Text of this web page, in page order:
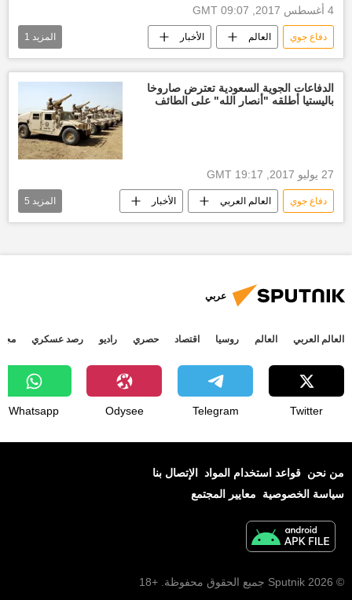
4 أغسطس 2017, 09:07 GMT
دفاع جوي العالم الأخبار
إس - 300 أخبار إندونيسيا
المزيد 1
الدفاعات الجوية السعودية تعترض صاروخا
باليستيا أطلقه "أنصار الله" على الطائف
27 يوليو 2017, 19:17 GMT
دفاع جوي العالم العربي الأخبار
الطائف جماعة قوات جوية
المزيد 5
عربي
العالم العربي العالم روسيا اقتصاد حصري راديو رصد عسكري
Twitter
Telegram
Odysee
Whatsapp
من نحن قواعد استخدام المواد
الإتصال بنا
سياسة الخصوصية
معايير المجتمع
© 2026 Sputnik جميع الحقوق محفوظة. +18